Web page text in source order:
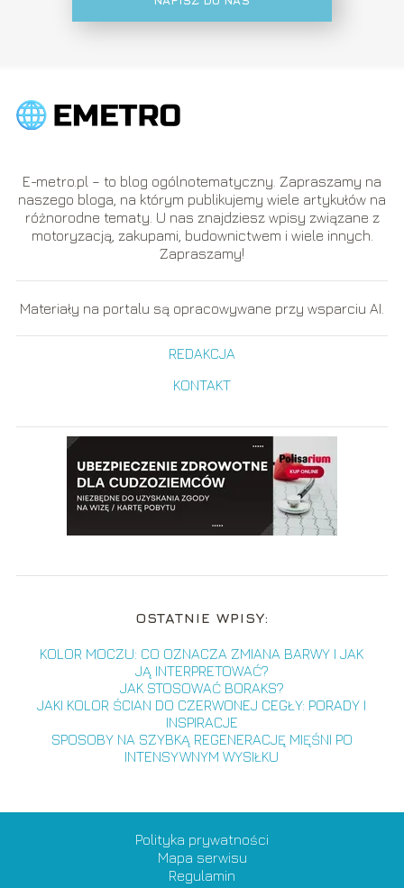
E-metro.pl – to blog ogólnotematyczny. Zapraszamy na
naszego bloga, na którym publikujemy wiele artykułów na
różnorodne tematy. U nas znajdziesz wpisy związane z
motoryzacją, zakupami, budownictwem i wiele innych.
Zapraszamy!
Materiały na portalu są opracowywane przy wsparciu AI.
REDAKCJA
KONTAKT
OSTATNIE WPISY:
KOLOR MOCZU: CO OZNACZA ZMIANA BARWY I JAK
JĄ INTERPRETOWAĆ?
JAK STOSOWAĆ BORAKS?
JAKI KOLOR ŚCIAN DO CZERWONEJ CEGŁY: PORADY I
INSPIRACJE
SPOSOBY NA SZYBKĄ REGENERACJĘ MIĘŚNI PO
INTENSYWNYM WYSIŁKU
Polityka prywatności
Mapa serwisu
Regulamin